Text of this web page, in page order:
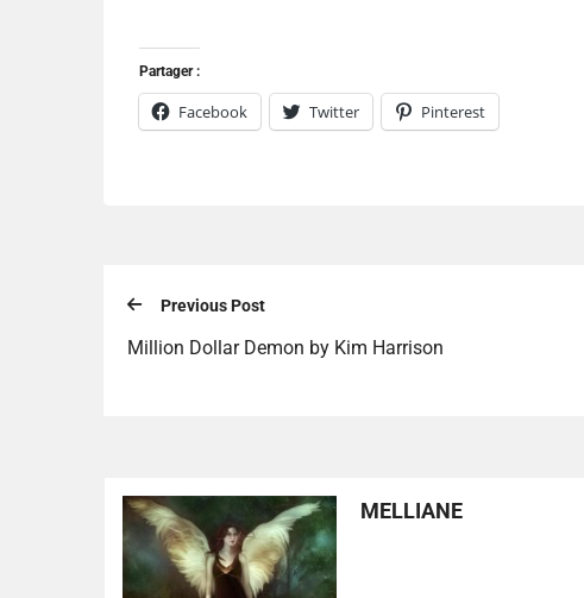
Partager :
Facebook Twitter Pinterest
Previous Post
Million Dollar Demon by Kim Harrison
MELLIANE